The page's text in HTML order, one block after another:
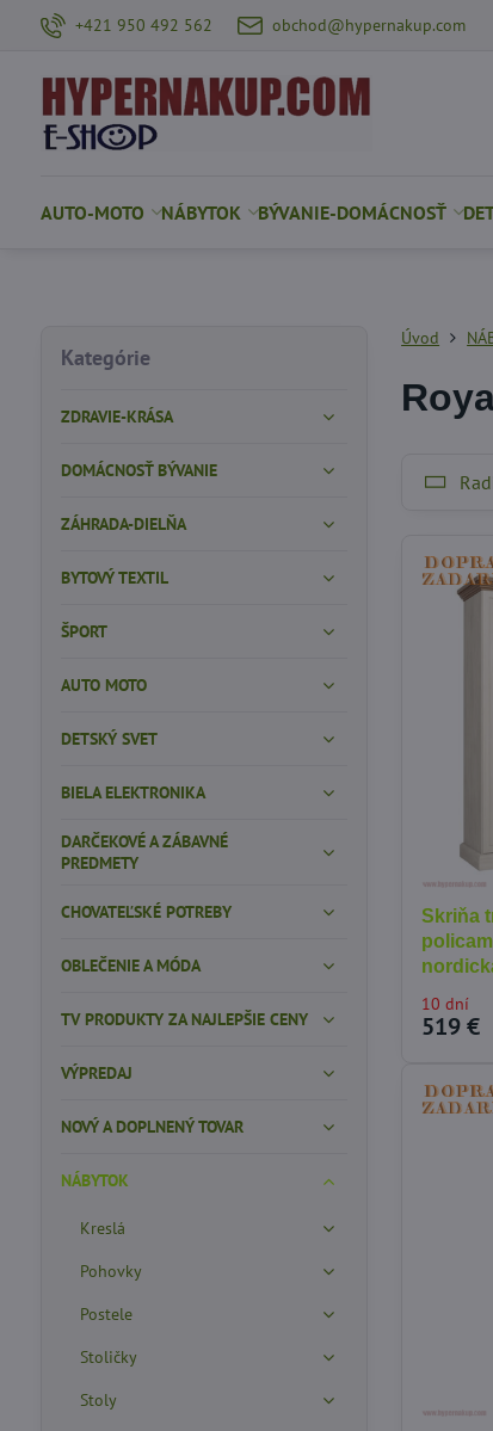
+421 950 492 562 obchod@hypernakup.com
AUTO-MOTO NÁBYTOK BÝVANIE-DOMÁCNOSŤ
Úvod
Skriňa
10 dní
519 €
Kategórie
ZDRAVIE-KRÁSA
DOMÁCNOSŤ BÝVANIE
ZÁHRADA-DIELŇA
BYTOVÝ TEXTIL
ŠPORT
AUTO MOTO
DETSKÝ SVET
BIELA ELEKTRONIKA
DARČEKOVÉ A ZÁBAVNÉ
PREDMETY
CHOVATEĽSKÉ POTREBY
OBLEČENIE A MÓDA
TV PRODUKTY ZA NAJLEPŠIE CENY
VÝPREDAJ
NOVÝ A DOPLNENÝ TOVAR
NÁBYTOK
Kreslá
Pohovky
Postele
Stoličky
Stoly